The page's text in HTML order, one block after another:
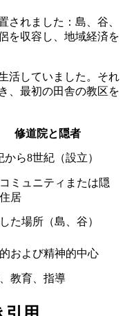
されました：島、谷、
を収容し、地域経済を
活していました。それ
、最初の田舎の教区を
修道院と隠者
から8世紀（設立）
ミュニティまたは隠
居
た場所（島、谷）
および精神的中心
教育、指導